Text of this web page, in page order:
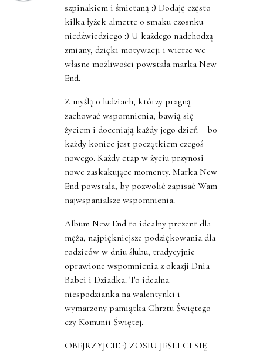
szpinakiem i śmietaną :) Dodaję często
kilka łyżek almette o smaku czosnku
niedźwiedziego :) U każdego nadchodzą
zmiany, dzięki motywacji i wierze we
własne możliwości powstała marka New
End.
Z myślą o ludziach, którzy pragną
zachować wspomnienia, bawią się
życiem i doceniają każdy jego dzień – bo
każdy koniec jest początkiem czegoś
nowego. Każdy etap w życiu przynosi
nowe zaskakujące momenty. Marka New
End powstała, by pozwolić zapisać Wam
najwspanialsze wspomnienia.
Album New End to idealny prezent dla
męża, najpiękniejsze podziękowania dla
rodziców w dniu ślubu, tradycyjnie
oprawione wspomnienia z okazji Dnia
Babci i Dziadka. To idealna
niespodzianka na walentynki i
wymarzony pamiątka Chrztu Świętego
czy Komunii Świętej.
OBEJRZYJCIE :) ZOSIU JEŚLI CI SIĘ